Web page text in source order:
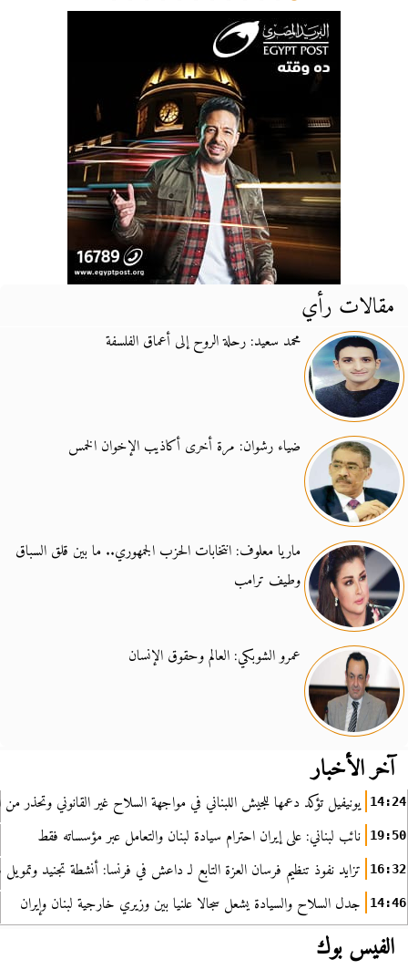
مقالات رأي
محمد سعيد: رحلة الروح إلى أعماق الفلسفة
ضياء رشوان: مرة أخرى أكاذيب الإخوان الخمس
ماريا معلوف: انتخابات الحزب الجمهوري.. ما بين قلق السباق
وطيف ترامب
عمرو الشوبكي: العالم وحقوق الإنسان
آخر الأخبار
14:24 يونيفيل تؤكد دعمها للجيش اللبناني في مواجهة السلاح غير القانوني وتحذر من
19:50 نائب لبناني: على إيران احترام سيادة لبنان والتعامل عبر مؤسساته فقط
16:32 تزايد نفوذ تنظيم فرسان العزة التابع لـ داعش في فرنسا: أنشطة تجنيد
14:46 جدل السلاح والسيادة يشعل سجالا علنيا بين وزيري خارجية لبنان وإيران
الفيس بوك